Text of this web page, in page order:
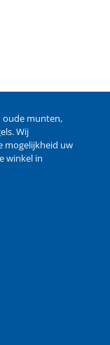
oude munten,
. Wij
mogelijkheid uw
winkel in